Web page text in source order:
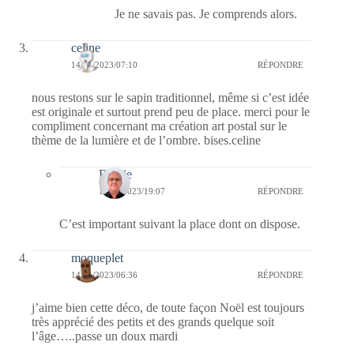
Je ne savais pas. Je comprends alors.
celine
14/11/2023/07:10 RÉPONDRE
nous restons sur le sapin traditionnel, même si c’est idée
est originale et surtout prend peu de place. merci pour le
compliment concernant ma création art postal sur le
thème de la lumière et de l’ombre. bises.celine
Bernie
14/11/2023/19:07 RÉPONDRE
C’est important suivant la place dont on dispose.
moqueplet
14/11/2023/06:36 RÉPONDRE
j’aime bien cette déco, de toute façon Noël est toujours
très apprécié des petits et des grands quelque soit
l’âge…..passe un doux mardi